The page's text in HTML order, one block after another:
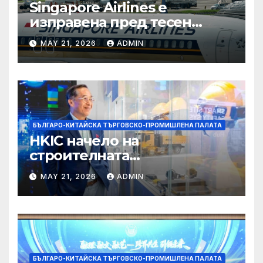
Singapore Airlines е
изправена пред тесен
прозорец за спечелване на
пазарен дял от
конкурентите си от
Персийския залив
MAY 21, 2026 ADMIN
БЪЛГАРО-КИТАЙСКА ТЪРГОВСКО-ПРОМИШЛЕНА ПАЛАТА
HKIC начело на
строителната
трансформация на Хонконг
чрез приемане на AI+
MAY 21, 2026 ADMIN
БЪЛГАРО-КИТАЙСКА ТЪРГОВСКО-ПРОМИШЛЕНА ПАЛАТА